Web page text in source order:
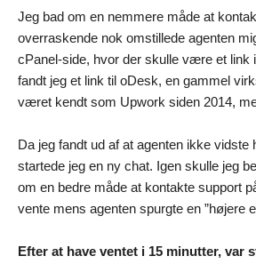
Jeg bad om en nemmere måde at
overraskende nok omstillede agenten
cPanel-side, hvor der skulle være et link
fandt jeg et link til oDesk, en gammel
været kendt som Upwork siden 2014,
Da jeg fandt ud af at agenten ikke vidste
startede jeg en ny chat. Igen skulle jeg
om en bedre måde at kontakte support
vente mens agenten spurgte en ”højere
Efter at have ventet i 15 minutter, var